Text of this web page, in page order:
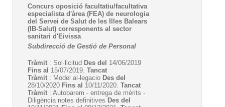
Concurs oposició facultatiu/facultativa
especialista d'àrea (FEA) de neurologia
del Servei de Salut de les Illes Balears
(IB-Salut) corresponents al sector
sanitari d'Eivissa
Subdirecció de Gestió de Personal
Tràmit : Sol·licitud Des del 14/06/2019
Fins al 15/07/2019. Tancat
Tràmit : Model al-legacio Des del
28/10/2020 Fins al 10/11/2020. Tancat
Tràmit : Autobarem - entrega de mèrits -
Diligència notes definitives Des del